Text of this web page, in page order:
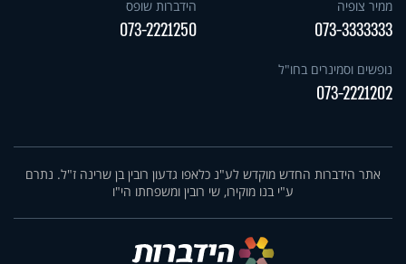
ממיר צופיה
073-3333333
הידברות שופס
073-2221250
נופשים וסמינרים בחו"ל
073-2221202
אתר הידברות החדש מוקדש לע"נ כלאפו גדעון רובין בן שרינה ז"ל. נתרם
ע"י בנו מוקירו, שי רובין ומשפחתו הי"ו